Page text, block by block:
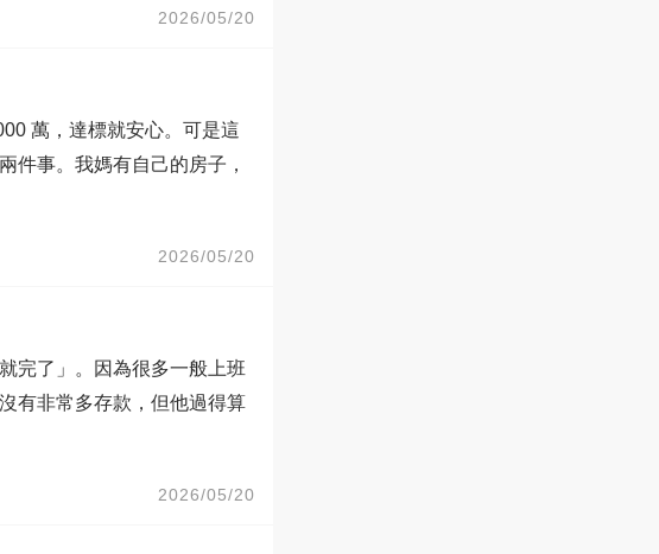
2026/05/20
萬，達標就安心。可是這
件事。我媽有自己的房子，
2026/05/20
完了」。因為很多一般上班
有非常多存款，但他過得算
2026/05/20